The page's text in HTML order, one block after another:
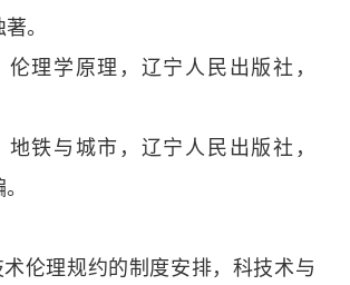
。
伦理学原理 ， 辽宁人民出版社 ，
地铁与城市 ， 辽宁人民出版社 ，
术伦理规约的制度安排， 科技术与